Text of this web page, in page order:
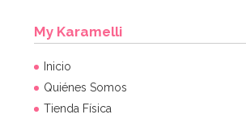
My Karamelli
Inicio
Quiénes Somos
Tienda Física